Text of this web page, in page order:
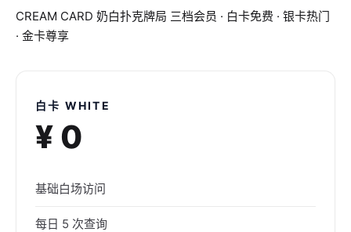
CREAM CARD 奶白扑克牌局 三档会员 · 白卡免费 · 银卡热门
· 金卡尊享
白卡 WHITE
¥ 0
基础白场访问
每日 5 次查询